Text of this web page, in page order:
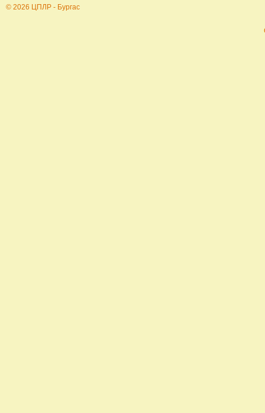
© 2026 ЦПЛР - Бургас